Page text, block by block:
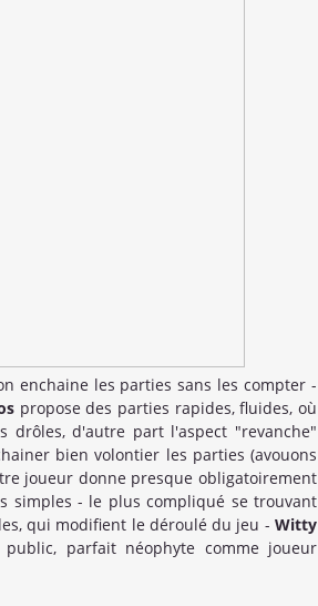
enchaine les parties sans les compter -
propose des parties rapides, fluides, où
drôles, d'autre part l'aspect "revanche"
bien volontier les parties (avouons
joueur donne presque obligatoirement
simples - le plus compliqué se trouvant
qui modifient le déroulé du jeu - Witty
parfait néophyte comme joueur